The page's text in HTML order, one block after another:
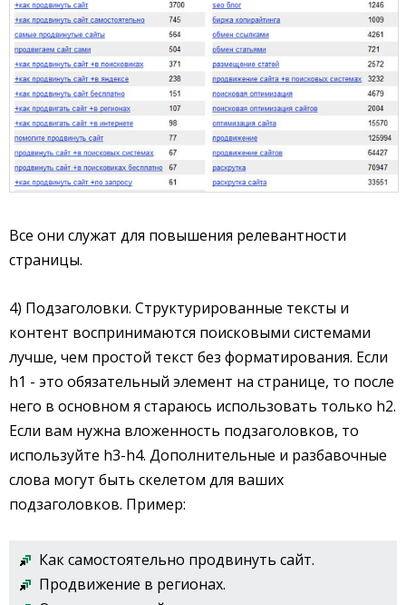
Все они служат для повышения релевантности
страницы.
4) Подзаголовки. Структурированные тексты и
контент воспринимаются поисковыми системами
лучше, чем простой текст без форматирования. Если
h1 - это обязательный элемент на странице, то после
него в основном я стараюсь использовать только h2.
Если вам нужна вложенность подзаголовков, то
используйте h3-h4. Дополнительные и разбавочные
слова могут быть скелетом для ваших
подзаголовков. Пример:
Как самостоятельно продвинуть сайт.
Продвижение в регионах.